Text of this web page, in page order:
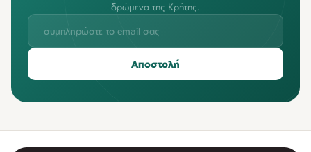
δρώμενα της Κρήτης.
Αποστολή